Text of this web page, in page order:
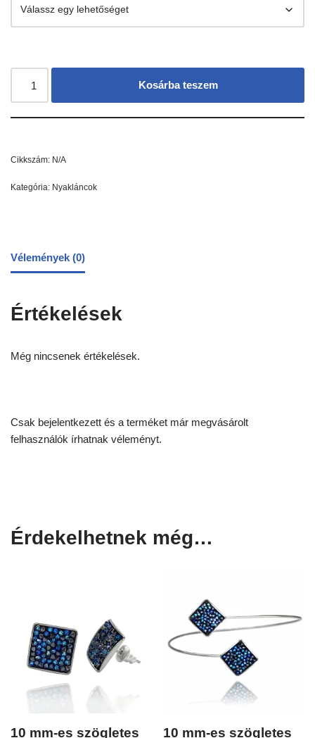
Kosárba teszem
Cikkszám: N/A
Kategória: Nyakláncok
Vélemények (0)
Értékelések
Még nincsenek értékelések.
Csak bejelentkezett és a terméket már megvásárolt
felhasználók írhatnak véleményt.
Érdekelhetnek még…
10 mm-es szögletes 10 mm-es szögletes